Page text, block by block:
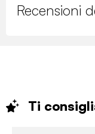
Recensioni
Ti